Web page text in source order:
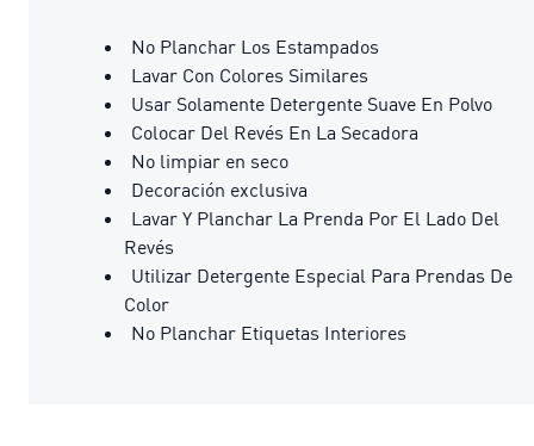
No Planchar Los Estampados
Lavar Con Colores Similares
Usar Solamente Detergente Suave En Polvo
Colocar Del Revés En La Secadora
No limpiar en seco
Decoración exclusiva
Lavar Y Planchar La Prenda Por El Lado Del
Revés
Utilizar Detergente Especial Para Prendas De
Color
No Planchar Etiquetas Interiores